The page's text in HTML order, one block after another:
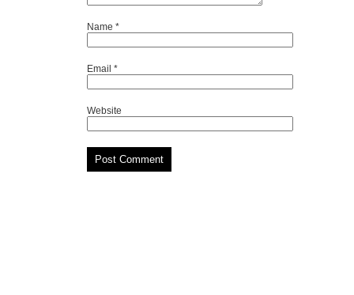
Name *
Email *
Website